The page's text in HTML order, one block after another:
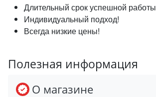
Длительный срок успешной работы
Индивидуальный подход!
Всегда низкие цены!
Полезная информация
О магазине